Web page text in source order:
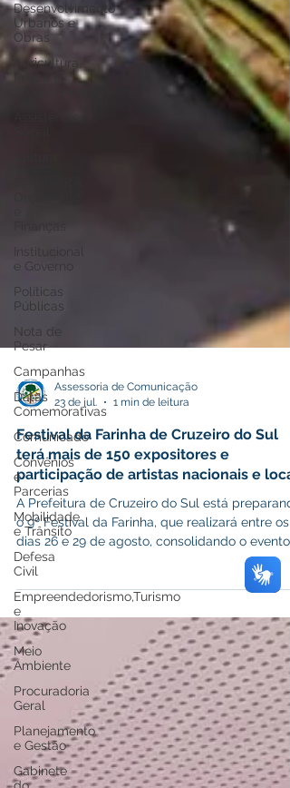
Desenvolvimento
Urbanos e
Obras
Agricultura,
Institucional
e Governo
Políticas
Públicas
Nota de
Pesar
Campanhas
Datas
Comemorativas
Comunicado
Convênios
e
Parcerias
Mobilidade
e Trânsito
Defesa
Civil
Empreendedorismo,Turismo
e
Inovação
Meio
Ambiente
Procuradoria
Geral
Planejamento
e Gestão
Gabinete
Assessoria de Comunicação
23 de jul.
1 min de leitura
Festival da Farinha de Cruzeiro do Sul
terá mais de 150 expositores e
participação de artistas nacionais e
A Prefeitura de Cruzeiro do Sul está preparando
o 9º Festival da Farinha, que realizará entre os
dias 26 e 29 de agosto, consolidando o evento
como uma das maiores vitrines da produção
rural, da cultura e do empreendedorismo do
Vale do Juruá. Neste ano, a programação
contará com mais de 150 expositores, 35 a
registrado na edição anterior, além da
participação de dezenas de artistas locais e
produtores da agricultura familiar. Organizado
pela Prefeitura, por meio das sec